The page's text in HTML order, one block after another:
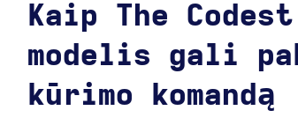
Kaip The
modelis gali
kūrimo komandą